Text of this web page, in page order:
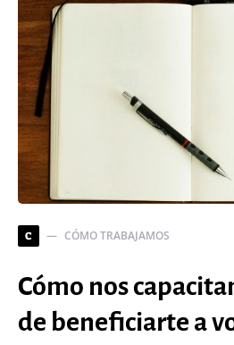
C CÓMO TRABAJAMOS
Cómo nos
de beneficiarte a